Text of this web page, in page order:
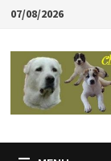
Skip
content
07/08/2026